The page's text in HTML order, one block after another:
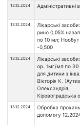
13.12.2024 Адміністративні
13.12.2024
Лікарські
рино 0,05%
по 10 мл;
-0,500
13.12.2024
Лікарські
ор. 1мг/мл по
для дитини з
Вікторія К.
Олександрія,
Кіровоградська
13.12.2024
Обробка
допомогу